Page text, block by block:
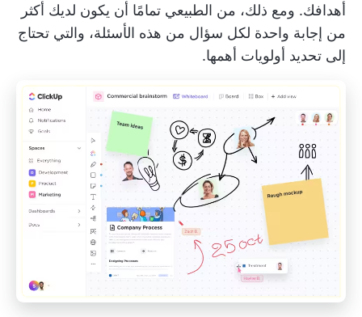
أهدافك. ومع ذلك، من الطبيعي تمامًا أن يكون لديك أكثر
من إجابة واحدة لكل سؤال من هذه الأسئلة، والتي تحتاج
إلى تحديد أولويات أهمها.